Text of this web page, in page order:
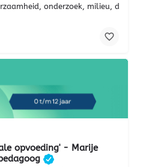
onderzoek, milieu, digitale
opvoeding' - Marije